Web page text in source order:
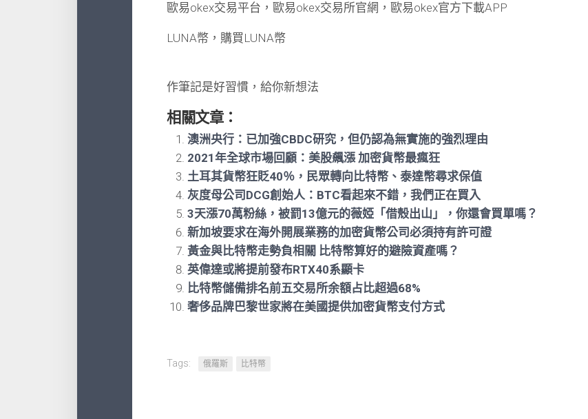
歐易okex交易平台，歐易okex交易所官網，歐易okex官方下載APP
LUNA幣，購買LUNA幣
作筆記是好習慣，給你新想法
相關文章：
澳洲央行：已加強CBDC研究，但仍認為無實施的強烈理由
2021年全球市場回顧：美股飆漲 加密貨幣最瘋狂
土耳其貨幣狂貶40％，民眾轉向比特幣、泰達幣尋求保值
灰度母公司DCG創始人：BTC看起來不錯，我們正在買入
3天漲70萬粉絲，被罰13億元的薇婭「借殼出山」，你還會買單嗎？
新加坡要求在海外開展業務的加密貨幣公司必須持有許可證
黃金與比特幣走勢負相關 比特幣算好的避險資產嗎？
英偉達或將提前發布RTX40系顯卡
比特幣儲備排名前五交易所余額占比超過68%
奢侈品牌巴黎世家將在美國提供加密貨幣支付方式
Tags: 俄羅斯 比特幣